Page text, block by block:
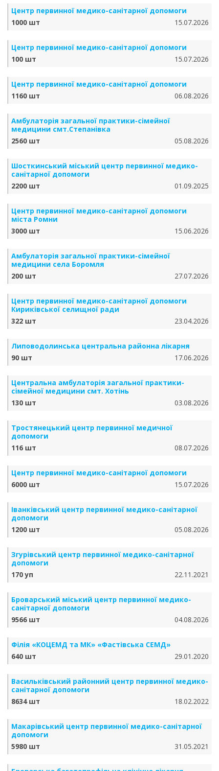
Центр первинної медико-санітарної допомоги
1000 шт
15.07.2026
Центр первинної медико-санітарної допомоги
100 шт
15.07.2026
Центр первинної медико-санітарної допомоги
1160 шт
06.08.2026
Амбулаторія загальної практики-сімейної
медицини смт.Степанівка
2560 шт
05.08.2026
Шосткинський міський центр первинної медико-
санітарної допомоги
2200 шт
01.09.2025
Центр первинної медико-санітарної допомоги
міста Ромни
3000 шт
15.06.2026
Амбулаторія загальної практики-сімейної
медицини села Боромля
200 шт
27.07.2026
Центр первинної медико-санітарної допомоги
Кириківської селищної ради
322 шт
23.04.2026
Липоводолинська центральна районна лікарня
90 шт
17.06.2026
Центральна амбулаторія загальної практики-
сімейної медицини смт. Хотінь
130 шт
03.08.2026
Тростянецький центр первинної медичної
допомоги
116 шт
08.07.2026
Центр первинної медико-санітарної допомоги
6000 шт
15.07.2026
Іванківський центр первинної медико-санітарної
допомоги
1200 шт
05.08.2026
Згурівський центр первинної медико-санітарної
допомоги
170 уп
22.11.2021
Броварський міський центр первинної медико-
санітарної допомоги
9566 шт
04.08.2026
Філія «КОЦЕМД та МК» «Фастівська СЕМД»
640 шт
29.01.2020
Васильківський районний центр первинної медико-
санітарної допомоги
8634 шт
18.02.2022
Макарівський центр первинної медико-санітарної
допомоги
5980 шт
31.05.2021